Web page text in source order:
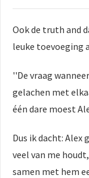
Ook de truth and
leuke toevoeging
''De vraag
gelachen met
één dare moest
Dus ik dacht:
veel van me
samen met hem